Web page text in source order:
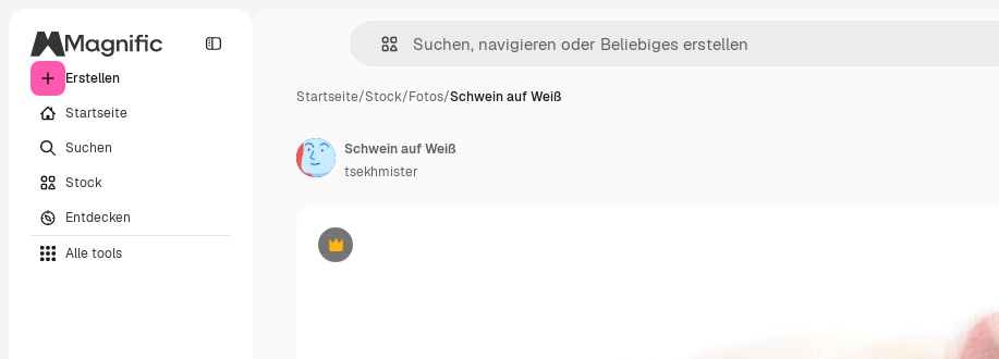
Erstellen
Startseite
Suchen
Stock
Entdecken
Alle tools
Startseite/Stock/Fotos/Schwein auf Weiß
Premium
Schwein auf Weiß
tsekhmister